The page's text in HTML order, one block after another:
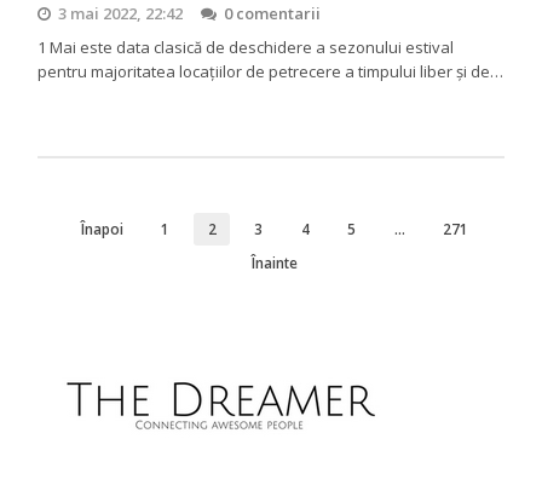
3 mai 2022, 22:42
0 comentarii
1 Mai este data clasică de deschidere a sezonului estival
pentru majoritatea locațiilor de petrecere a timpului liber și de…
Înapoi 1 2 3 4 5 …
271
Înainte